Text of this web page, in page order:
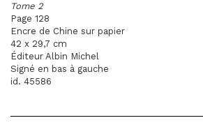
Tome 2
Page 128
Encre de Chine sur papier
42 x 29,7 cm
Éditeur Albin Michel
Signé en bas à gauche
id. 45586